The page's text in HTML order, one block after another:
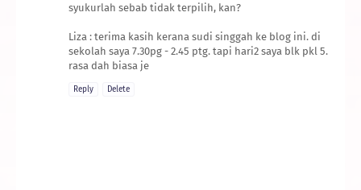
syukurlah sebab tidak terpilih, kan?
Liza : terima kasih kerana sudi singgah ke blog ini. di
sekolah saya 7.30pg - 2.45 ptg. tapi hari2 saya blk pkl 5.
rasa dah biasa je
Reply Delete